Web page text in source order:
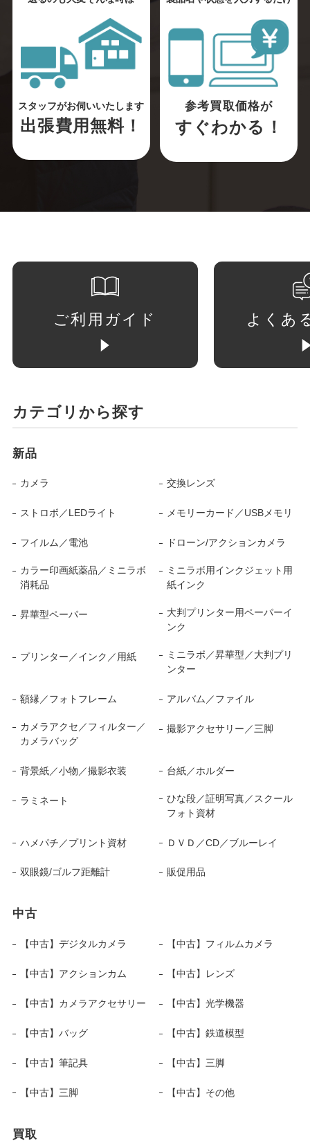
スタッフがお伺いいたします
出張費用無料！
参考買取価格が
すぐわかる！
ご利用ガイド よくあ
カテゴリから探す
新品
カメラ 交換レンズ
ストロボ／LEDライト メモリーカード／USBメモリ
フイルム／電池 ドローン/アクションカメラ
カラー印画紙薬品／ミニラボ
消耗品
ミニラボ用インクジェット用
紙インク
昇華型ペーパー
大判プリンター用ペーパーイ
ンク
プリンター／インク／用紙
ミニラボ／昇華型／大判プリ
ンター
額縁／フォトフレーム アルバム／ファイル
カメラアクセ／フィルター／
カメラバッグ
撮影アクセサリー／三脚
背景紙／小物／撮影衣装 台紙／ホルダー
ラミネート
ひな段／証明写真／スクール
フォト資材
ハメパチ／プリント資材 ＤＶＤ／CD／ブルーレイ
双眼鏡/ゴルフ距離計 販促用品
中古
【中古】デジタルカメラ 【中古】フィルムカメラ
【中古】アクションカム 【中古】レンズ
【中古】カメラアクセサリー 【中古】光学機器
【中古】バッグ 【中古】鉄道模型
【中古】筆記具 【中古】三脚
【中古】三脚 【中古】その他
買取